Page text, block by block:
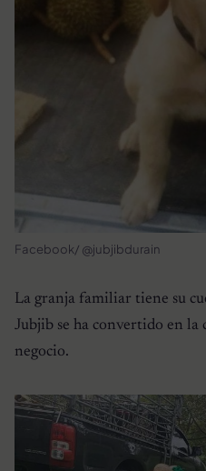
Facebook/ @jubjibdurain
La granja familiar tiene su
Jubjib se ha convertido en
negocio.